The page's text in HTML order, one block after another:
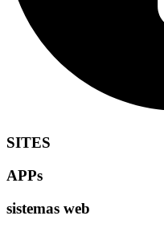
SITES
APPs
sistemas web